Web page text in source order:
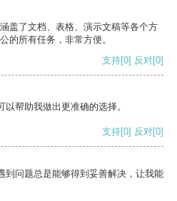
盖了文档、表格、演示文稿等各个方
的所有任务，非常方便。
支持[0] 反对[0]
帮助我做出更准确的选择。
支持[0] 反对[0]
到问题总是能够得到妥善解决，让我能